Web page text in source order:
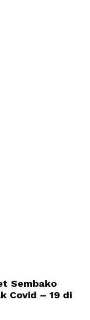
Sembako
Covid – 19 di